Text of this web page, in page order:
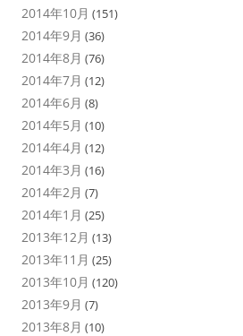
2014年10月 (151)
2014年9月 (36)
2014年8月 (76)
2014年7月 (12)
2014年6月 (8)
2014年5月 (10)
2014年4月 (12)
2014年3月 (16)
2014年2月 (7)
2014年1月 (25)
2013年12月 (13)
2013年11月 (25)
2013年10月 (120)
2013年9月 (7)
2013年8月 (10)